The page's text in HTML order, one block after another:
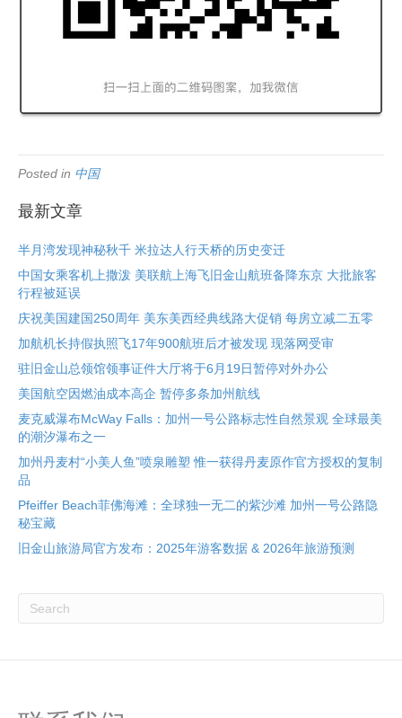
Posted in 中国
最新文章
半月湾发现神秘秋千 米拉达人行天桥的历史变迁
中国女乘客机上撒泼 美联航上海飞旧金山航班备降东京 大批旅客
行程被延误
庆祝美国建国250周年 美东美西经典线路大促销 每房立减二五零
加航机长持假执照飞17年900航班后才被发现 现落网受审
驻旧金山总领馆领事证件大厅将于6月19日暂停对外办公
美国航空因燃油成本高企 暂停多条加州航线
麦克威瀑布McWay Falls：加州一号公路标志性自然景观 全球最美
的潮汐瀑布之一
加州丹麦村“小美人鱼”喷泉雕塑 惟一获得丹麦原作官方授权的复制
品
Pfeiffer Beach菲佛海滩：全球独一无二的紫沙滩 加州一号公路隐
秘宝藏
旧金山旅游局官方发布：2025年游客数据 & 2026年旅游预测